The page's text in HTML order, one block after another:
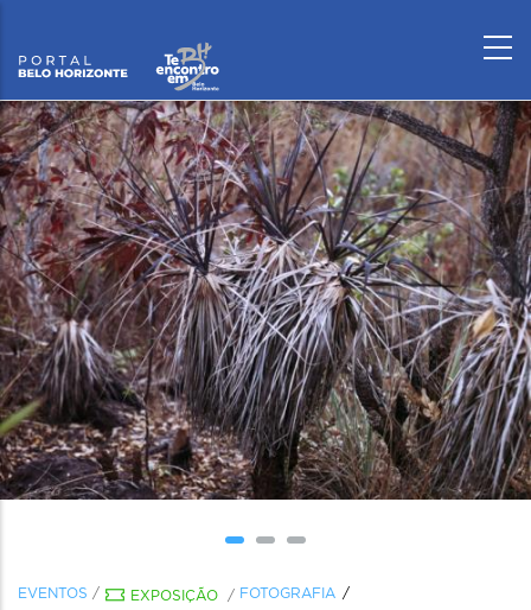
EVENTOS / EXPOSIÇÃO / FOTOGRAFIA